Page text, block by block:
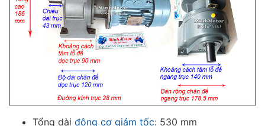
Tổng dài động cơ giảm tốc: 530 mm